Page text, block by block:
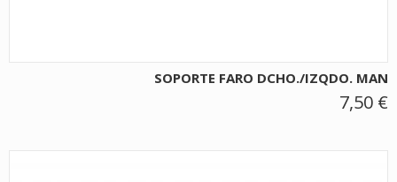
SOPORTE FARO DCHO./IZQDO. MAN
7,50 €